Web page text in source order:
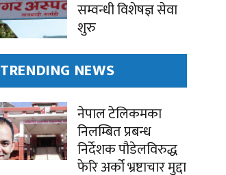
सम्वन्धी विशेषज्ञ सेवा
शुरु
TRENDING NEWS
नेपाल टेलिकमका
निलम्बित प्रबन्ध
निर्देशक पौडेलविरुद्ध
फेरि अर्को भ्रष्टाचार मुद्दा